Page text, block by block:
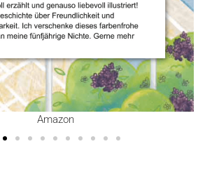
Amazon